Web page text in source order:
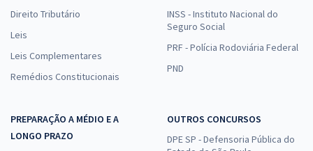
Direito Tributário
Leis
Leis Complementares
Remédios Constitucionais
INSS - Instituto Nacional do
Seguro Social
PRF - Polícia Rodoviária Federal
PND
PREPARAÇÃO A MÉDIO E A
LONGO PRAZO
OUTROS CONCURSOS
DPE SP - Defensoria Pública do